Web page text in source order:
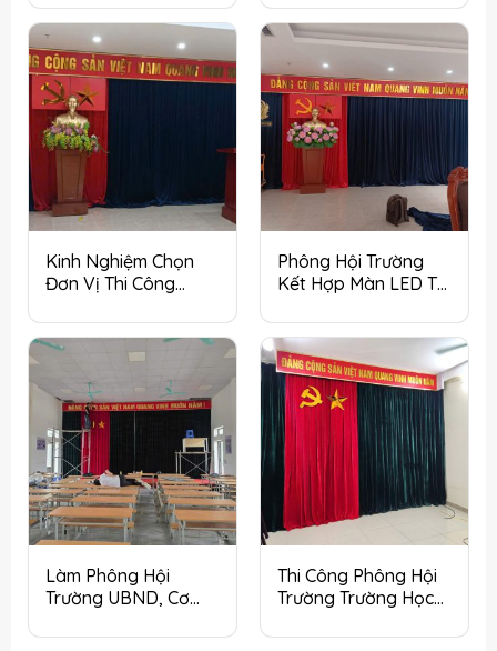
Gian Sang Trọng
Kinh Nghiệm Chọn
Đơn Vị Thi Công
Nội
Phông Hội Trường
Kết Hợp Màn LED Tại
Biệt?
Làm Phông Hội
Trường UBND, Cơ
Hà Nội
Thi Công Phông Hội
Trường Trường Học
Chóng